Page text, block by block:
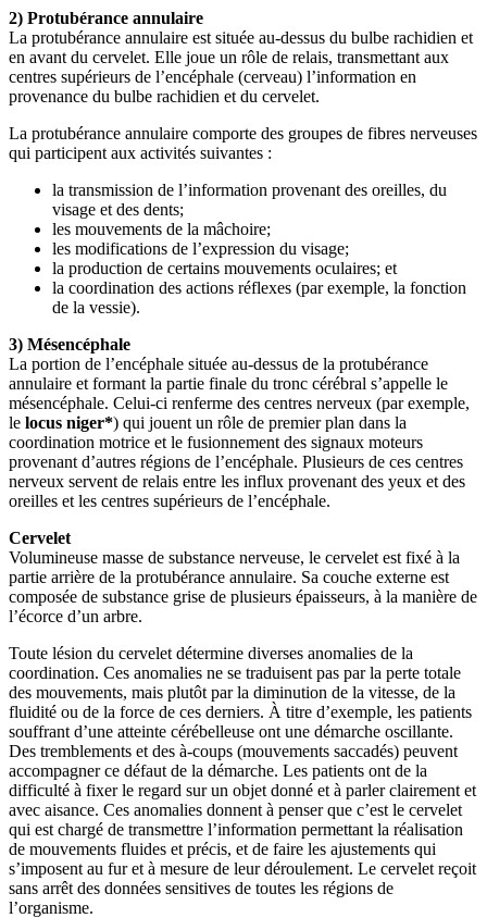
2) Protubérance annulaire
La protubérance annulaire est située au-dessus du bulbe rachidien et
en avant du cervelet. Elle joue un rôle de relais, transmettant aux
centres supérieurs de l’encéphale (cerveau) l’information en
provenance du bulbe rachidien et du cervelet.
La protubérance annulaire comporte des groupes de fibres nerveuses
qui participent aux activités suivantes :
la transmission de l’information provenant des oreilles, du
visage et des dents;
les mouvements de la mâchoire;
les modifications de l’expression du visage;
la production de certains mouvements oculaires; et
la coordination des actions réflexes (par exemple, la fonction
de la vessie).
3) Mésencéphale
La portion de l’encéphale située au-dessus de la protubérance
annulaire et formant la partie finale du tronc cérébral s’appelle le
mésencéphale. Celui-ci renferme des centres nerveux (par exemple,
le locus niger*) qui jouent un rôle de premier plan dans la
coordination motrice et le fusionnement des signaux moteurs
provenant d’autres régions de l’encéphale. Plusieurs de ces centres
nerveux servent de relais entre les influx provenant des yeux et des
oreilles et les centres supérieurs de l’encéphale.
Cervelet
Volumineuse masse de substance nerveuse, le cervelet est fixé à la
partie arrière de la protubérance annulaire. Sa couche externe est
composée de substance grise de plusieurs épaisseurs, à la manière de
l’écorce d’un arbre.
Toute lésion du cervelet détermine diverses anomalies de la
coordination. Ces anomalies ne se traduisent pas par la perte totale
des mouvements, mais plutôt par la diminution de la vitesse, de la
fluidité ou de la force de ces derniers. À titre d’exemple, les patients
souffrant d’une atteinte cérébelleuse ont une démarche oscillante.
Des tremblements et des à-coups (mouvements saccadés) peuvent
accompagner ce défaut de la démarche. Les patients ont de la
difficulté à fixer le regard sur un objet donné et à parler clairement et
avec aisance. Ces anomalies donnent à penser que c’est le cervelet
qui est chargé de transmettre l’information permettant la réalisation
de mouvements fluides et précis, et de faire les ajustements qui
s’imposent au fur et à mesure de leur déroulement. Le cervelet reçoit
sans arrêt des données sensitives de toutes les régions de
l’organisme.